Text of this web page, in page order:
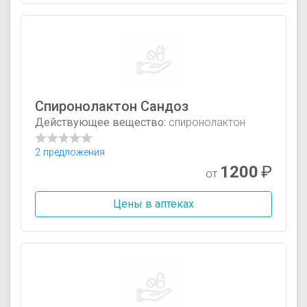
Спиронолактон Сандоз
Действующее вещество: спиронолактон
2 предложения
от 1200₽
Цены в аптеках